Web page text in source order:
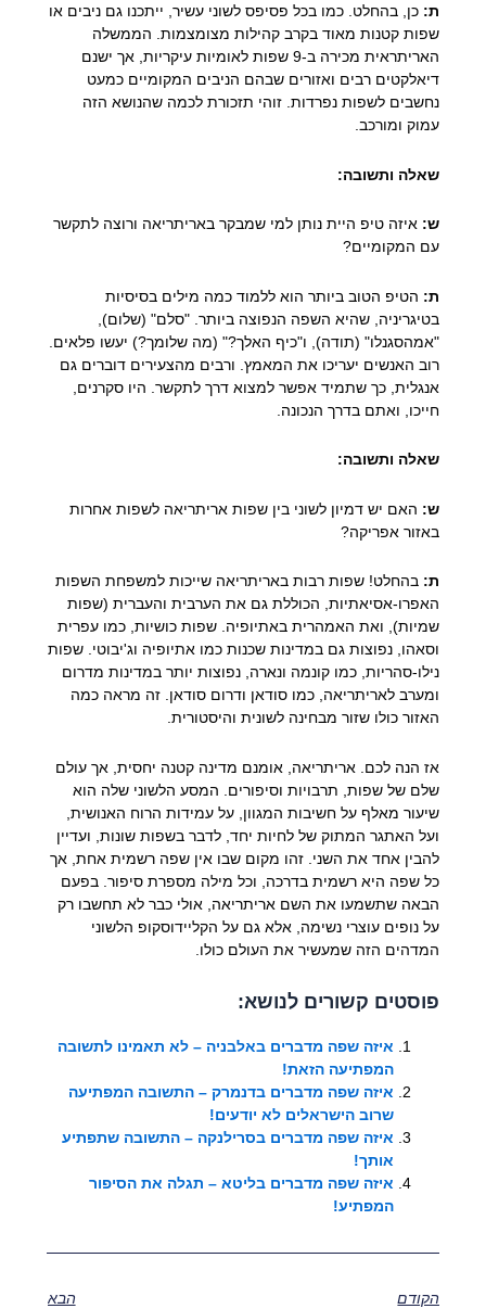
ת: כן, בהחלט. כמו בכל פסיפס לשוני עשיר, ייתכנו גם ניבים או
שפות קטנות מאוד בקרב קהילות מצומצמות. הממשלה
האריתראית מכירה ב-9 שפות לאומיות עיקריות, אך ישנם
דיאלקטים רבים ואזורים שבהם הניבים המקומיים כמעט
נחשבים לשפות נפרדות. זוהי תזכורת לכמה שהנושא הזה
עמוק ומורכב.
שאלה ותשובה:
ש: איזה טיפ היית נותן למי שמבקר באריתריאה ורוצה לתקשר
עם המקומיים?
ת: הטיפ הטוב ביותר הוא ללמוד כמה מילים בסיסיות
בטיגריניה, שהיא השפה הנפוצה ביותר. "סלם" (שלום),
"אמהסגנלו" (תודה), ו"כיף האלך?" (מה שלומך?) יעשו פלאים.
רוב האנשים יעריכו את המאמץ. ורבים מהצעירים דוברים גם
אנגלית, כך שתמיד אפשר למצוא דרך לתקשר. היו סקרנים,
חייכו, ואתם בדרך הנכונה.
שאלה ותשובה:
ש: האם יש דמיון לשוני בין שפות אריתריאה לשפות אחרות
באזור אפריקה?
ת: בהחלט! שפות רבות באריתריאה שייכות למשפחת השפות
האפרו-אסיאתיות, הכוללת גם את הערבית והעברית (שפות
שמיות), ואת האמהרית באתיופיה. שפות כושיות, כמו עפרית
וסאהו, נפוצות גם במדינות שכנות כמו אתיופיה וג'יבוטי. שפות
נילו-סהריות, כמו קונמה ונארה, נפוצות יותר במדינות מדרום
ומערב לאריתריאה, כמו סודאן ודרום סודאן. זה מראה כמה
האזור כולו שזור מבחינה לשונית והיסטורית.
אז הנה לכם. אריתריאה, אומנם מדינה קטנה יחסית, אך עולם
שלם של שפות, תרבויות וסיפורים. המסע הלשוני שלה הוא
שיעור מאלף על חשיבות המגוון, על עמידות הרוח האנושית,
ועל האתגר המתוק של לחיות יחד, לדבר בשפות שונות, ועדיין
להבין אחד את השני. זהו מקום שבו אין שפה רשמית אחת, אך
כל שפה היא רשמית בדרכה, וכל מילה מספרת סיפור. בפעם
הבאה שתשמעו את השם אריתריאה, אולי כבר לא תחשבו רק
על נופים עוצרי נשימה, אלא גם על הקליידוסקופ הלשוני
המדהים הזה שמעשיר את העולם כולו.
פוסטים קשורים לנושא:
איזה שפה מדברים באלבניה – לא תאמינו לתשובה
המפתיעה הזאת!
איזה שפה מדברים בדנמרק – התשובה המפתיעה
שרוב הישראלים לא יודעים!
איזה שפה מדברים בסרילנקה – התשובה שתפתיע
אותך!
איזה שפה מדברים בליטא – תגלה את הסיפור
המפתיע!
הקודם הבא